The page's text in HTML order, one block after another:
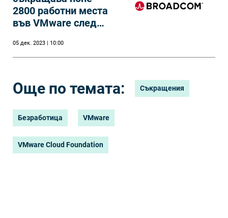
2800 работни места
във VMware след
стойност 69 млрд.
долара
05 дек. 2023 | 10:00
Още по темата: Съкращения
Безработица VMware
VMware Cloud Foundation